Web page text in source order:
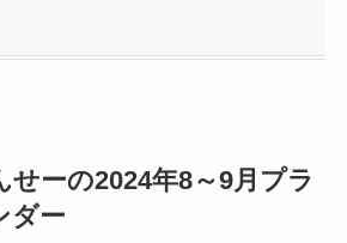
せーの2024年8～9月プラ
ダー